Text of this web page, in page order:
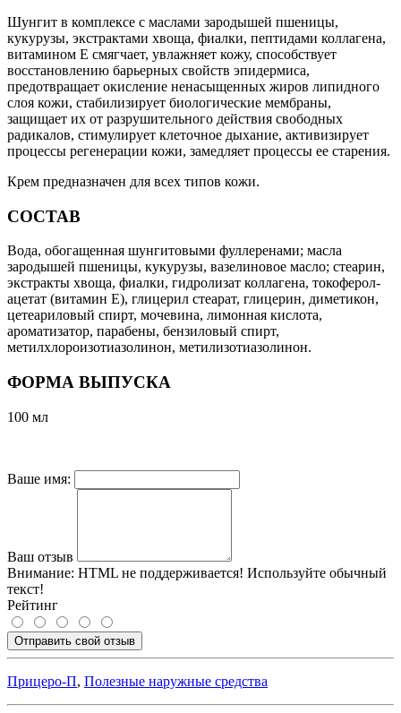
Шунгит в комплексе с маслами зародышей пшеницы,
кукурузы, экстрактами хвоща, фиалки, пептидами коллагена,
витамином Е смягчает, увлажняет кожу, способствует
восстановлению барьерных свойств эпидермиса,
предотвращает окисление ненасыщенных жиров липидного
слоя кожи, стабилизирует биологические мембраны,
защищает их от разрушительного действия свободных
радикалов, стимулирует клеточное дыхание, активизирует
процессы регенерации кожи, замедляет процессы ее старения.
Крем предназначен для всех типов кожи.
СОСТАВ
Вода, обогащенная шунгитовыми фуллеренами; масла
зародышей пшеницы, кукурузы, вазелиновое масло; стеарин,
экстракты хвоща, фиалки, гидролизат коллагена, токоферол-
ацетат (витамин Е), глицерил стеарат, глицерин, диметикон,
цетеариловый спирт, мочевина, лимонная кислота,
ароматизатор, парабены, бензиловый спирт,
метилхлороизотиазолинон, метилизотиазолинон.
ФОРМА ВЫПУСКА
100 мл
Ваше имя:
Ваш отзыв
Внимание: HTML не поддерживается! Используйте обычный
текст!
Рейтинг
Отправить свой отзыв
Прицеро-П, Полезные наружные средства